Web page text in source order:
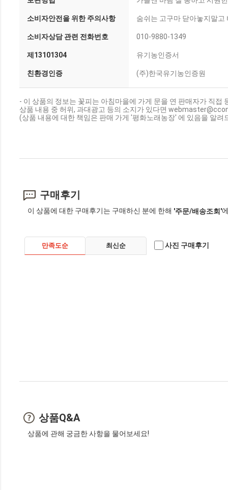
소비자안전을 위한 주의사항 숨쉬는 고구마 닫아놓지말
소비자상담 관련 전화번호 010-9880-1349
제13101304 유기농인증서
친환경인증 (주)한국유기농인증원
- 이 상품의 정보는 꽃피는 아침마을에 가게 문을 연 판매자가 직접
상품 내용 중 허위, 과대광고 등의 소지가 있다면
(상품 내용에 대한 책임은 판매 가게 '평화노래농장' 에 있음을 알려
구매후기
이 상품에 대한 구매후기는 구매하신 분에 한해 '주문/배송조회'
만족도순 최신순 사진 구매후기
상품Q&A
상품에 관해 궁금한 사항을 물어보세요!